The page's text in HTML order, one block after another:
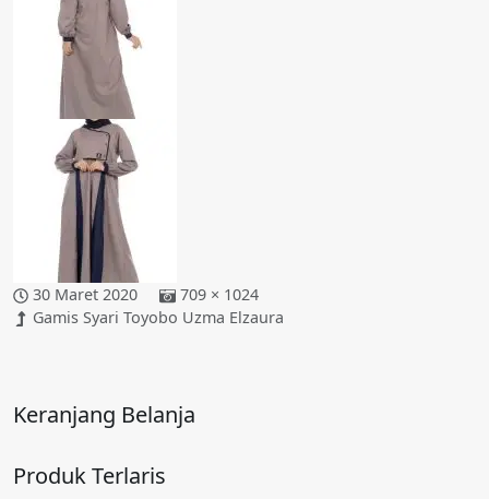
30 Maret 2020
709 × 1024
Gamis Syari Toyobo Uzma Elzaura
Keranjang Belanja
Produk Terlaris